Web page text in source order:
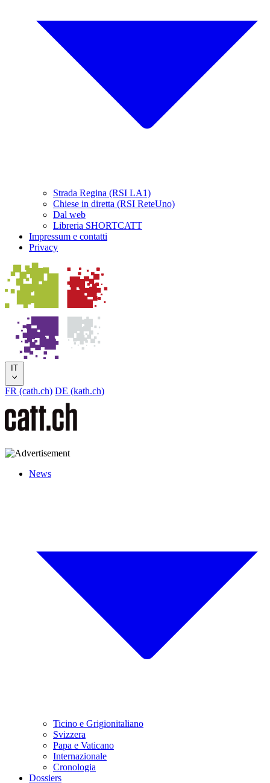
Strada Regina (RSI LA1)
Chiese in diretta (RSI ReteUno)
Dal web
Libreria SHORTCATT
Impressum e contatti
Privacy
IT
FR (cath.ch) DE (kath.ch)
News
Ticino e Grigionitaliano
Svizzera
Papa e Vaticano
Internazionale
Cronologia
Dossiers